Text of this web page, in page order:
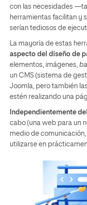
con las necesidades
herramientas facilitan y
serían tediosos de
La mayoría de estas
aspecto del diseño de
elementos, imágenes,
un CMS (sistema de
Joomla, pero también
estén realizando una
Independientemente
cabo (una web para un
medio de
utilizarse en